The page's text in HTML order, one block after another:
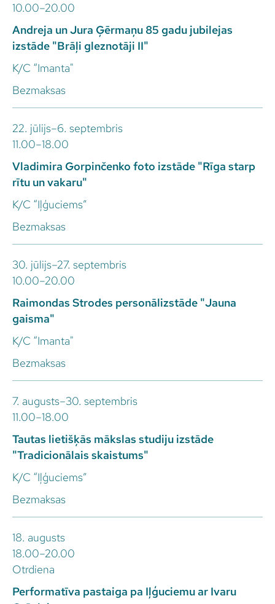
10.00–20.00
Andreja un Jura Ģērmaņu 85 gadu jubilejas
izstāde "Brāļi gleznotāji II"
K/C “Imanta"
Bezmaksas
22. jūlijs–6. septembris
11.00–18.00
Vladimira Gorpinčenko foto izstāde "Rīga starp
rītu un vakaru"
K/C “Iļģuciems”
Bezmaksas
30. jūlijs–27. septembris
10.00–20.00
Raimondas Strodes personālizstāde "Jauna
gaisma"
K/C “Imanta"
Bezmaksas
7. augusts–30. septembris
11.00–18.00
Tautas lietišķās mākslas studiju izstāde
"Tradicionālais skaistums"
K/C “Iļģuciems”
Bezmaksas
18. augusts
18.00–20.00
Otrdiena
Performatīva pastaiga pa Iļģuciemu ar Ivaru